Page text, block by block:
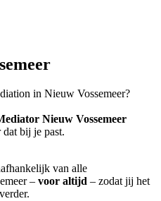
in Nieuw Vossemeer?
Nieuw Vossemeer
bij je past.
van alle
– voor altijd – zodat jij het